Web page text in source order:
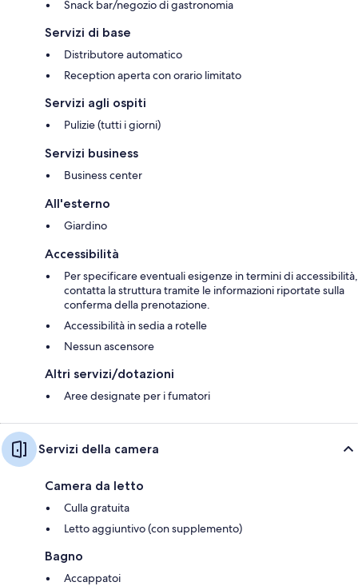
Snack bar/negozio di gastronomia
Servizi di base
Distributore automatico
Reception aperta con orario limitato
Servizi agli ospiti
Pulizie (tutti i giorni)
Servizi business
Business center
All'esterno
Giardino
Accessibilità
Per specificare eventuali esigenze in termini di accessibilità,
contatta la struttura tramite le informazioni riportate sulla
conferma della prenotazione.
Accessibilità in sedia a rotelle
Nessun ascensore
Altri servizi/dotazioni
Aree designate per i fumatori
Servizi della camera
Camera da letto
Culla gratuita
Letto aggiuntivo (con supplemento)
Bagno
Accappatoi